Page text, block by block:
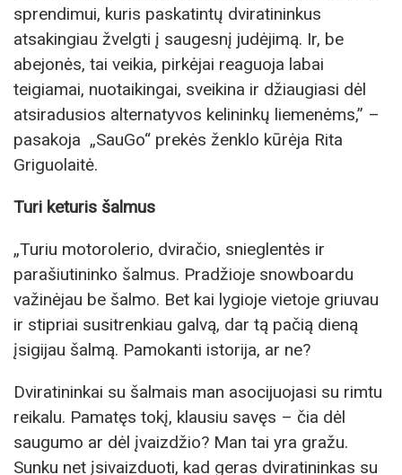
sprendimui, kuris paskatintų dviratininkus
atsakingiau žvelgti į saugesnį judėjimą. Ir, be
abejonės, tai veikia, pirkėjai reaguoja labai
teigiamai, nuotaikingai, sveikina ir džiaugiasi dėl
atsiradusios alternatyvos kelininkų liemenėms,” –
pasakoja „SauGo“ prekės ženklo kūrėja Rita
Griguolaitė.
Turi keturis šalmus
„Turiu motorolerio, dviračio, snieglentės ir
parašiutininko šalmus. Pradžioje snowboardu
važinėjau be šalmo. Bet kai lygioje vietoje griuvau
ir stipriai susitrenkiau galvą, dar tą pačią dieną
įsigijau šalmą. Pamokanti istorija, ar ne?
Dviratininkai su šalmais man asocijuojasi su rimtu
reikalu. Pamatęs tokį, klausiu savęs – čia dėl
saugumo ar dėl įvaizdžio? Man tai yra gražu.
Sunku net įsivaizduoti, kad geras dviratininkas su